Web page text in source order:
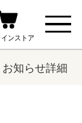
知らせ詳細